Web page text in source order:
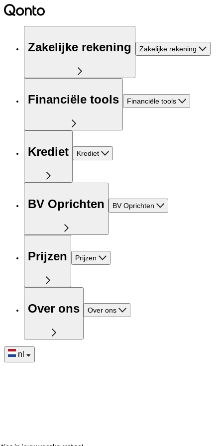
Zakelijke rekening Zakelijke rekening
Financiële tools Financiële tools
Krediet Krediet
BV Oprichten BV Oprichten
Prijzen Prijzen
Over ons Over ons
nl